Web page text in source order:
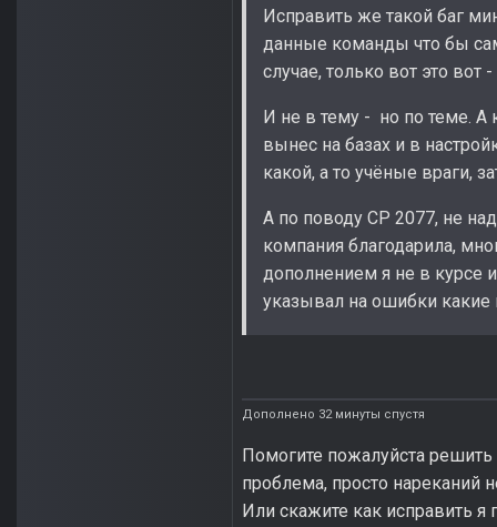
Исправить же такой баг
данные команды что бы
случае, только вот это вот
И не в тему - но по теме. А
вынес на базах и в
какой, а то учёные враги,
А по поводу CP 2077, не
компания благодарила,
дополнением я не в курсе
указывал на ошибки какие
Дополнено 32 минуты спустя
Помогите пожалуйста
проблема, просто нареканий
Или скажите как исправить я